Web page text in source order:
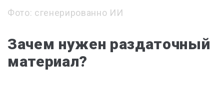
Фото: сгенерированно ИИ
Зачем нужен раздаточный
материал?